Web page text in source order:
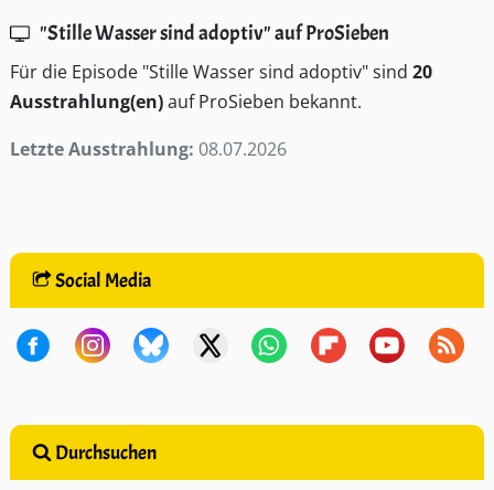
"Stille Wasser sind adoptiv" auf ProSieben
Für die Episode "Stille Wasser sind adoptiv" sind 20
Ausstrahlung(en)auf ProSieben bekannt.
Letzte Ausstrahlung: 08.07.2026
Social Media
Durchsuchen